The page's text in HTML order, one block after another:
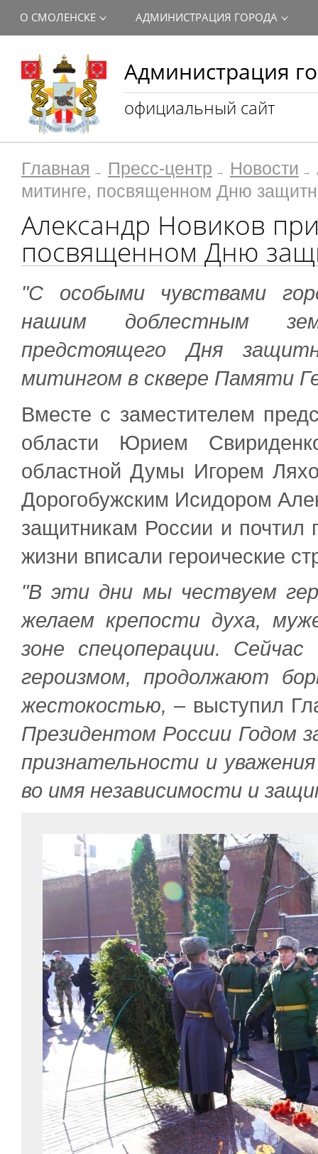
Администрация
официальный сайт
О СМОЛЕНСКЕ АДМИНИСТРАЦИЯ ГОРОДА
Главная Пресс-центр Новости
митинге, посвященном Дню
Александр Новиков
посвященном Дню
"С особыми чувствами
нашим доблестным
предстоящего Дня
митингом в сквере Памяти
Вместе с заместителем
области Юрием
областной Думы Игорем
Дорогобужским Исидором
защитникам России и почтил
жизни вписали героические
"В эти дни мы чествуем
желаем крепости духа,
зоне спецоперации.
героизмом, продолжают
жестокостью, – выступил
Президентом России Годом
признательности и
во имя независимости и